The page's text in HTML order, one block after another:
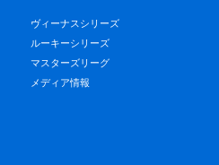
ヴィーナスシリーズ
ルーキーシリーズ
マスターズリーグ
メディア情報